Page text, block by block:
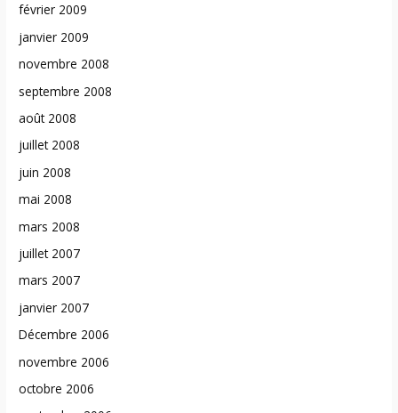
février 2009
janvier 2009
novembre 2008
septembre 2008
août 2008
juillet 2008
juin 2008
mai 2008
mars 2008
juillet 2007
mars 2007
janvier 2007
Décembre 2006
novembre 2006
octobre 2006